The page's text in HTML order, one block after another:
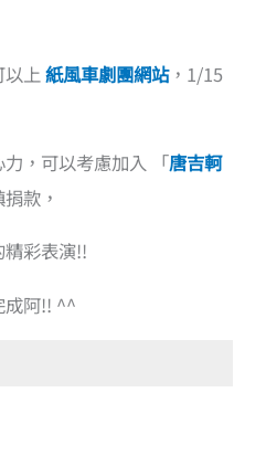
上 紙風車劇團網站，1/15
，可以考慮加入 「唐吉軻
款，
彩表演!!
成阿!! ^^